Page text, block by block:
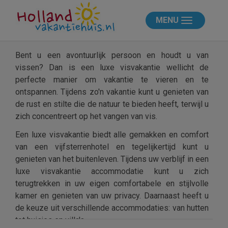
MENU
Bent u een avontuurlijk persoon en houdt u van
vissen? Dan is een luxe visvakantie wellicht de
perfecte manier om vakantie te vieren en te
ontspannen. Tijdens zo'n vakantie kunt u genieten van
de rust en stilte die de natuur te bieden heeft, terwijl u
zich concentreert op het vangen van vis.
Een luxe visvakantie biedt alle gemakken en comfort
van een vijfsterrenhotel en tegelijkertijd kunt u
genieten van het buitenleven. Tijdens uw verblijf in een
luxe visvakantie accommodatie kunt u zich
terugtrekken in uw eigen comfortabele en stijlvolle
kamer en genieten van uw privacy. Daarnaast heeft u
de keuze uit verschillende accommodaties: van hutten
tot huisjes en villa's.